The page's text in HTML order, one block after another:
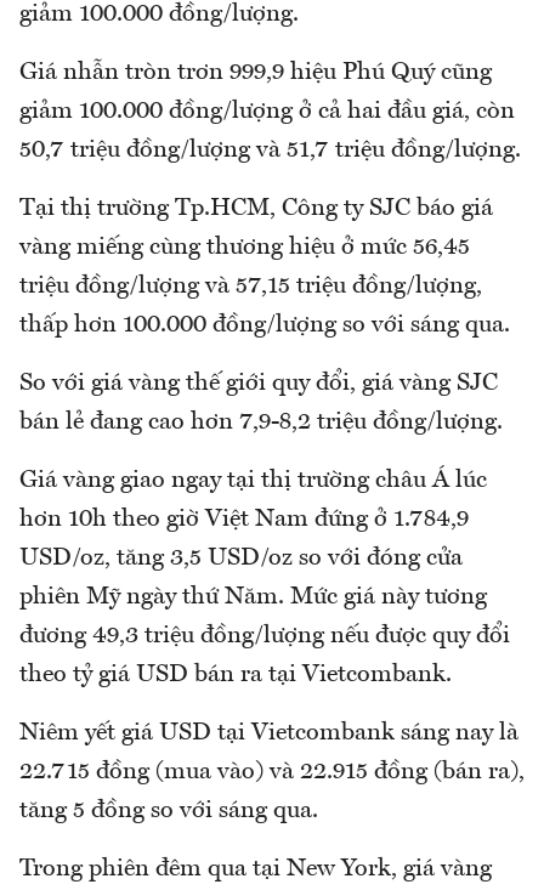
giảm 100.000 đồng/lượng.
Giá nhẫn tròn trơn 999,9 hiệu Phú Quý cũng
giảm 100.000 đồng/lượng ở cả hai đầu giá, còn
50,7 triệu đồng/lượng và 51,7 triệu đồng/lượng.
Tại thị trường Tp.HCM, Công ty SJC báo giá
vàng miếng cùng thương hiệu ở mức 56,45
triệu đồng/lượng và 57,15 triệu đồng/lượng,
thấp hơn 100.000 đồng/lượng so với sáng qua.
So với giá vàng thế giới quy đổi, giá vàng SJC
bán lẻ đang cao hơn 7,9-8,2 triệu đồng/lượng.
Giá vàng giao ngay tại thị trường châu Á lúc
hơn 10h theo giờ Việt Nam đứng ở 1.784,9
USD/oz, tăng 3,5 USD/oz so với đóng cửa
phiên Mỹ ngày thứ Năm. Mức giá này tương
đương 49,3 triệu đồng/lượng nếu được quy đổi
theo tỷ giá USD bán ra tại Vietcombank.
Niêm yết giá USD tại Vietcombank sáng nay là
22.715 đồng (mua vào) và 22.915 đồng (bán ra),
tăng 5 đồng so với sáng qua.
Trong phiên đêm qua tại New York, giá vàng